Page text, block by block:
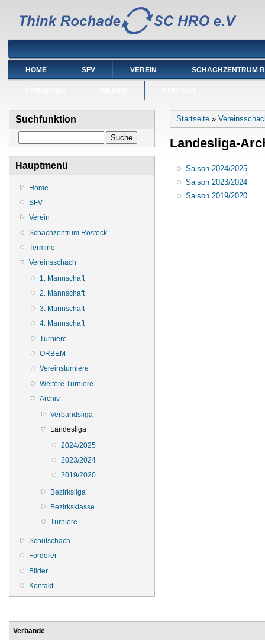
HOME SFV VEREIN SCHACHZENTRUM
Suchfunktion
Hauptmenü
Home
SFV
Verein
Schachzentrum Rostock
Termine
Vereinsschach
1. Mannschaft
2. Mannschaft
3. Mannschaft
4. Mannschaft
Turniere
ORBEM
Vereinsturniere
Weitere Turniere
Archiv
Verbandsliga
Landesliga
2024/2025
2023/2024
2019/2020
Bezirksliga
Bezirksklasse
Turniere
Schulschach
Förderer
Bilder
Kontakt
Sie sind hier
Startseite »
Landesliga-
Saison 2024/2025
Saison 2023/2024
Saison 2019/2020
Verbände